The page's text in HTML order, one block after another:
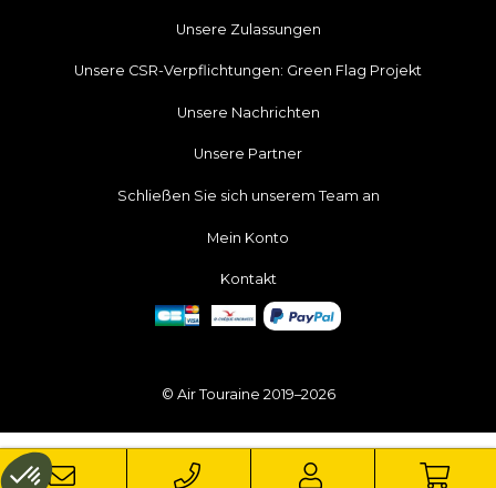
Unsere Zulassungen
Unsere CSR-Verpflichtungen: Green Flag Projekt
Unsere Nachrichten
Unsere Partner
Schließen Sie sich unserem Team an
Mein Konto
Kontakt
© Air Touraine 2019–2026